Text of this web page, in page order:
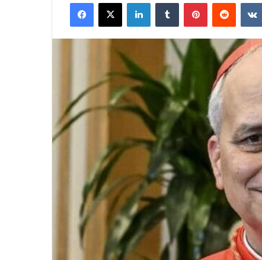
courriel
Facebook
X LinkedinTumblr PinterestReddit